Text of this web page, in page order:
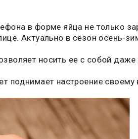
в форме яйца не только
Актуально в сезон осень-
носить ее с собой даже
поднимает настроение